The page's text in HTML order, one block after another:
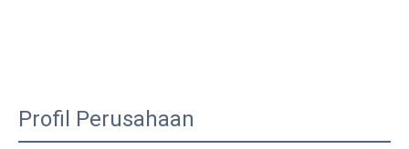
Profil Perusahaan